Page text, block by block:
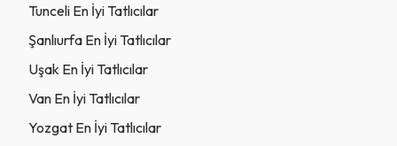
Tunceli En İyi Tatlıcılar
Şanlıurfa En İyi Tatlıcılar
Uşak En İyi Tatlıcılar
Van En İyi Tatlıcılar
Yozgat En İyi Tatlıcılar